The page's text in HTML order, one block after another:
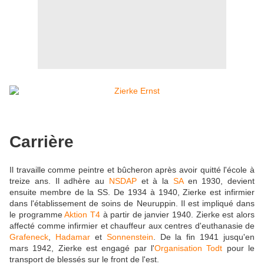
Carrière
Il travaille comme peintre et bûcheron après avoir quitté l'école à
treize ans. Il adhère au NSDAPet à la SAen 1930, devient
ensuite membre de la SS. De 1934 à 1940, Zierke est infirmier
dans l'établissement de soins de Neuruppin. Il est impliqué dans
le programmeAktion T4à partir de janvier 1940. Zierke est alors
affecté comme infirmier et chauffeur aux centres d'euthanasie de
Grafeneck
Hadamaret Sonnenstein . De la fin 1941 jusqu'en
mars 1942, Zierke est engagé par l'Organisation Todt pour le
transport de blessés sur le front de l'est.